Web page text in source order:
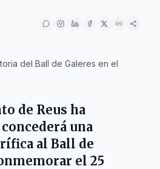
del Ball de Galeres en el
de Reus ha
una
al Ball de
el 25